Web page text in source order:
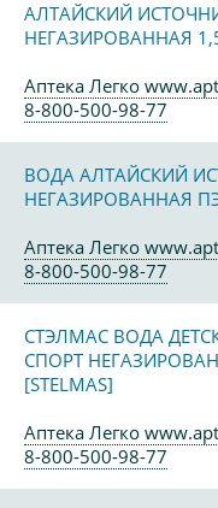
АЛТАЙСКИЙ
НЕГАЗИРОВАННАЯ
Аптека Легко
8-800-500-98-77
ВОДА АЛТАЙСКИЙ
НЕГАЗИРОВАННАЯ
Аптека Легко
8-800-500-98-77
СТЭЛМАС ВОДА
СПОРТ
[STELMAS]
Аптека Легко
8-800-500-98-77